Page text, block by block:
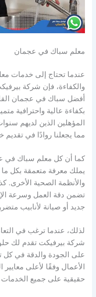
معلم سباك في عجمان
عندما تحتاج إلى خدمات
والكفاءة، فإن شركة
أفضل سباك في عجمان
بكفاءة عالية واحترافية
المؤهلين الذين لديهم
مما يجعلنا روادًا في
كما أن كل معلم سباك
يملك معرفة متعمقة بكل
والأنظمة الصحية الأخرى.
تضمن دقة العمل وسرعة
جديد أو صيانة لأنابيب
لذلك، عندما ترغب في
شركة بيرفيكت تقدم لك
على الجودة والدقة في كل
الأعمال وفقًا لأعلى
حقيقية على جميع الخدمات